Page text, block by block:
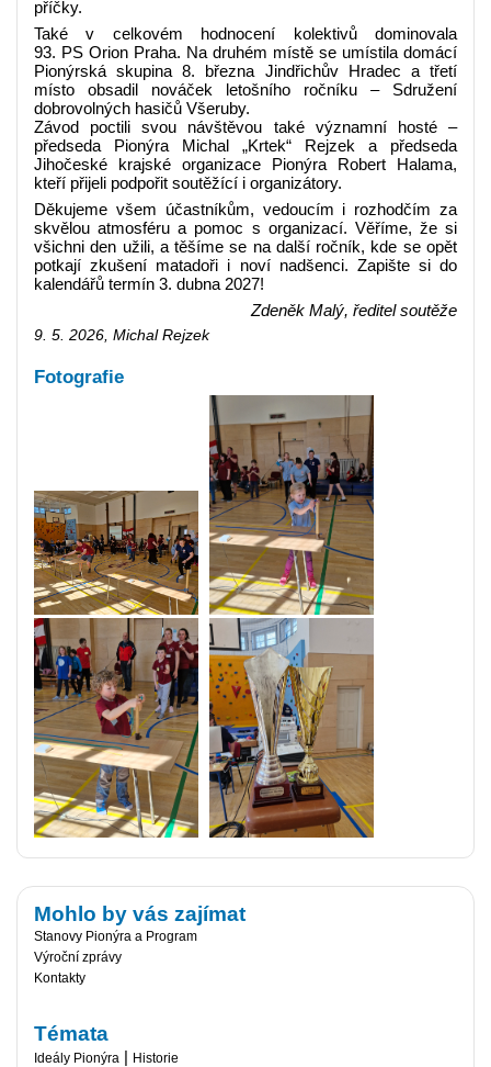
příčky.
Také v celkovém hodnocení kolektivů dominovala
93. PS Orion Praha. Na druhém místě se umístila domácí
Pionýrská skupina 8. března Jindřichův Hradec a třetí
místo obsadil nováček letošního ročníku – Sdružení
dobrovolných hasičů Všeruby.
Závod poctili svou návštěvou také významní hosté –
předseda Pionýra Michal „Krtek“ Rejzek a předseda
Jihočeské krajské organizace Pionýra Robert Halama,
kteří přijeli podpořit soutěžící i organizátory.
Děkujeme všem účastníkům, vedoucím i rozhodčím za
skvělou atmosféru a pomoc s organizací. Věříme, že si
všichni den užili, a těšíme se na další ročník, kde se opět
potkají zkušení matadoři i noví nadšenci. Zapište si do
kalendářů termín 3. dubna 2027!
Zdeněk Malý, ředitel soutěže
9. 5. 2026, Michal Rejzek
Fotografie
Mohlo by vás zajímat
Stanovy Pionýra a Program
Výroční zprávy
Kontakty
Témata
Ideály Pionýra | Historie